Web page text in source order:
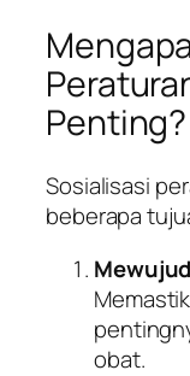
Penting?
Sosialisasi
beberapa
obat.